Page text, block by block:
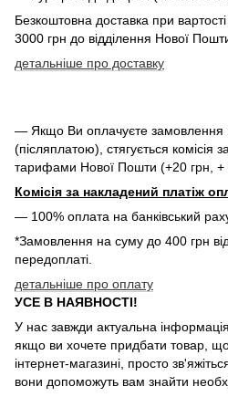
Безкоштовна доставка при
3000 грн до відділення Нової
детальніше про доставку
— Якщо Ви оплачуєте замовлення
(післяплатою), стягується комісія
тарифами Нової Пошти (+20 грн, +
Комісія за накладений платіж
— 100% оплата на банківський
*Замовлення на суму до 400 грн
передоплаті.
детальніше про оплату
УСЕ В НАЯВНОСТІ!
У нас завжди актуальна інформація
якщо ви хочете придбати товар,
інтернет-магазині, просто
вони допоможуть вам знайти